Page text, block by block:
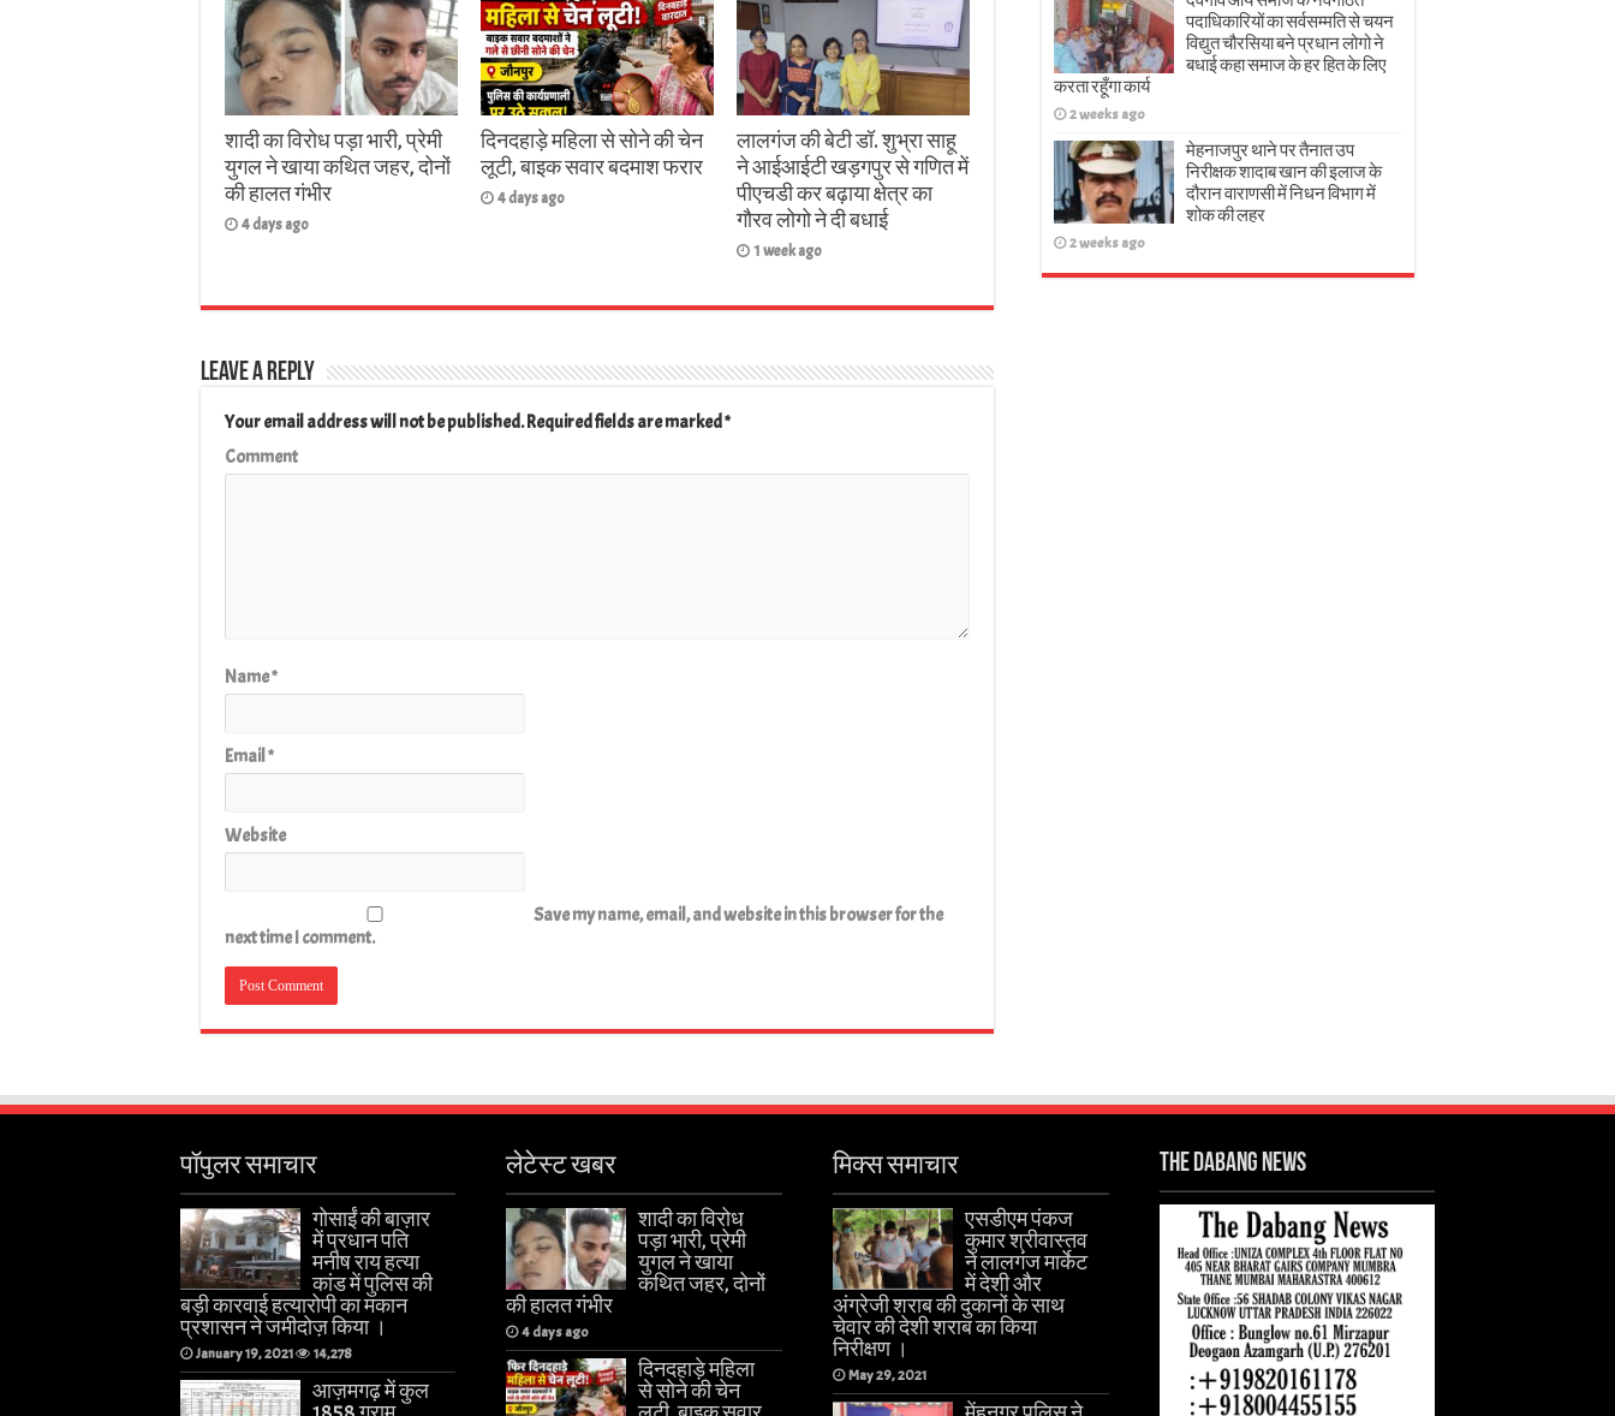
शादी का विरोध पड़ा भारी, प्रेमी
युगल ने खाया कथित जहर, दोनों
की हालत गंभीर
4 days ago
दिनदहाड़े महिला से सोने की चेन
लूटी, बाइक सवार बदमाश फरार
4 days ago
लालगंज की बेटी डॉ. शुभ्रा साहू
ने आईआईटी खड़गपुर से गणित में
पीएचडी कर बढ़ाया क्षेत्र का
गौरव लोगो ने दी बधाई
1 week ago
Leave a Reply
Your email address will not be published.Required fields are marked*
Comment
Name*
Email*
Website
Save my name, email, and website in this browser for the
next time I comment.
पदाधिकारियों का सर्वसम्मति से चयन
विद्युत चौरसिया बने प्रधान लोगो ने
बधाई कहा समाज के हर हित के लिए
करता रहूँगा कार्य
2 weeks ago
मेहनाजपुर थाने पर तैनात उप
निरीक्षक शादाब खान की इलाज के
दौरान वाराणसी में निधन विभाग में
शोक की लहर
2 weeks ago
पॉपुलर समाचार
गोसाईं की बाज़ार
में प्रधान पति
मनीष राय हत्या
कांड में पुलिस की
बड़ी कारवाई हत्यारोपी का मकान
प्रशासन ने जमीदोज़ किया ।
January 19, 2021 14,278
आज़मगढ़ में कुल
लेटेस्ट खबर
शादी का विरोध
पड़ा भारी, प्रेमी
युगल ने खाया
कथित जहर, दोनों
की हालत गंभीर
4 days ago
दिनदहाड़े महिला
से सोने की चेन
मिक्स समाचार
एसडीएम पंकज
कुमार श्रीवास्तव
ने लालगंज मार्केट
में देशी और
अंग्रेजी शराब की दुकानों के साथ
चेवार की देशी शराब का किया
निरीक्षण ।
May 29, 2021
The Dabang News